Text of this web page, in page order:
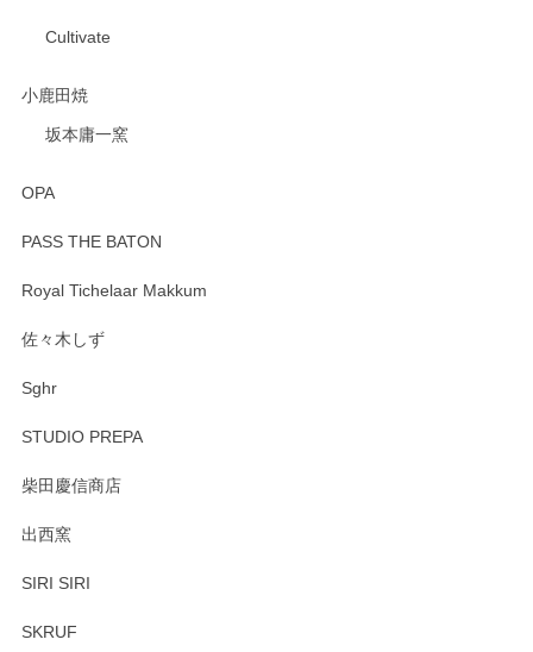
Cultivate
小鹿田焼
坂本庸一窯
OPA
PASS THE BATON
Royal Tichelaar Makkum
佐々木しず
Sghr
STUDIO PREPA
柴田慶信商店
出西窯
SIRI SIRI
SKRUF